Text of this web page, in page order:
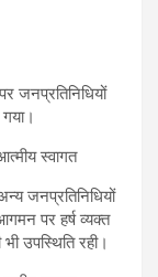
जनप्रतिनिधियों
जनप्रतिनिधियों
पर हर्ष व्यक्त
उपस्थिति रही।